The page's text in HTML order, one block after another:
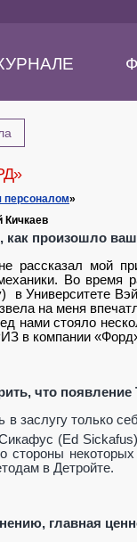
персоналом»
Кичкаев
как произошло
рассказал мой
Во время
) в Университете
на меня
нами стояло
в компании
что
в заслугу только
(Ed
стороны
в Детройте.
главная